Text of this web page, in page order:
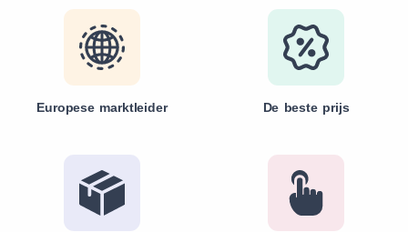
Europese marktleider De beste prijs